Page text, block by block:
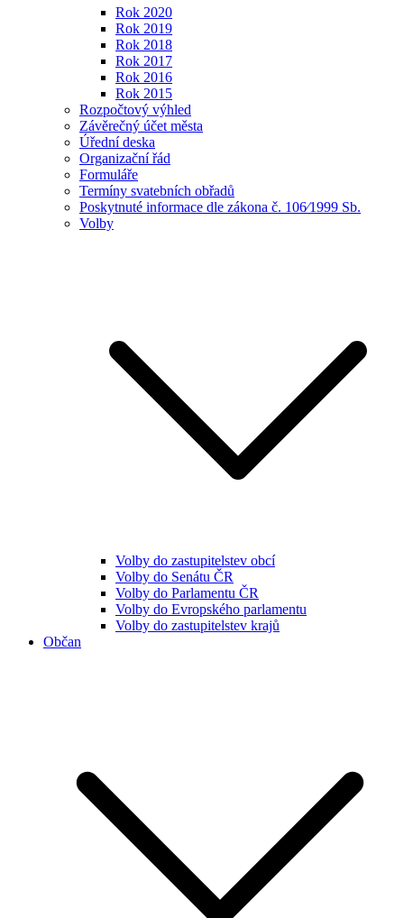
Rok 2020
Rok 2019
Rok 2018
Rok 2017
Rok 2016
Rok 2015
Rozpočtový výhled
Závěrečný účet města
Úřední deska
Organizační řád
Formuláře
Termíny svatebních obřadů
Poskytnuté informace dle zákona č. 106⁄1999 Sb.
Volby
Volby do zastupitelstev obcí
Volby do Senátu ČR
Volby do Parlamentu ČR
Volby do Evropského parlamentu
Volby do zastupitelstev krajů
Občan